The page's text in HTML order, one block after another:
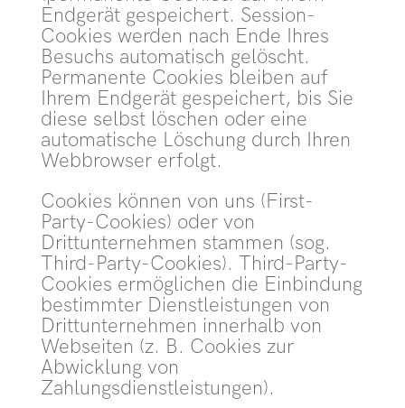
Endgerät gespeichert. Session-
Cookies werden nach Ende Ihres
Besuchs automatisch gelöscht.
Permanente Cookies bleiben auf
Ihrem Endgerät gespeichert, bis Sie
diese selbst löschen oder eine
automatische Löschung durch Ihren
Webbrowser erfolgt.
Cookies können von uns (First-
Party-Cookies) oder von
Drittunternehmen stammen (sog.
Third-Party-Cookies). Third-Party-
Cookies ermöglichen die Einbindung
bestimmter Dienstleistungen von
Drittunternehmen innerhalb von
Webseiten (z. B. Cookies zur
Abwicklung von
Zahlungsdienstleistungen).